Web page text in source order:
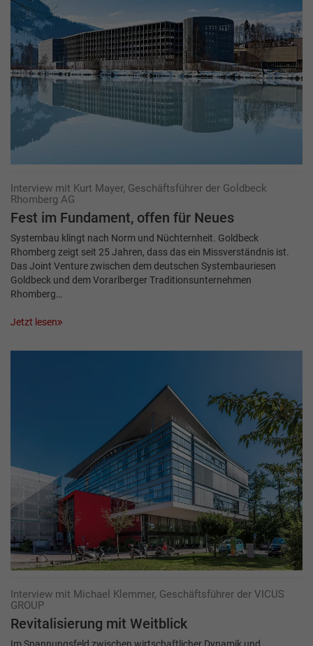
Interview mit Kurt Mayer, Geschäftsführer der Goldbeck
Rhomberg AG
Fest im Fundament, offen für Neues
Systembau klingt nach Norm und Nüchternheit. Goldbeck
Rhomberg zeigt seit 25 Jahren, dass das ein Missverständnis ist.
Das Joint Venture zwischen dem deutschen Systembauriesen
Goldbeck und dem Vorarlberger Traditionsunternehmen
Rhomberg…
Jetzt lesen
Interview mit Michael Klemmer, Geschäftsführer der VICUS
GROUP
Revitalisierung mit Weitblick
Im Spannungsfeld zwischen wirtschaftlicher Dynamik und